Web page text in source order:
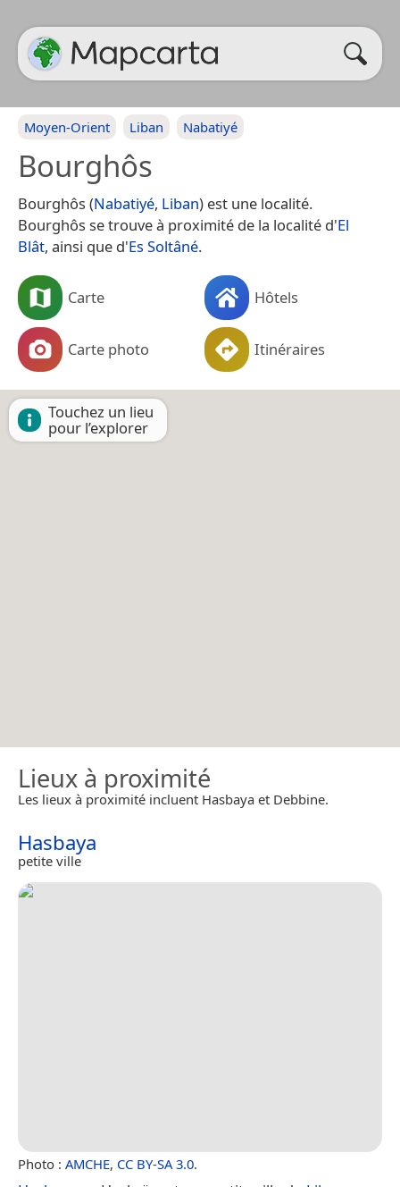
Moyen-Orient Liban Nabatiyé
Bourghôs
Bourghôs (Nabatiyé, Liban) est une localité.
Bourghôs se trouve à proximité de la localité d'El
Blât, ainsi que d'Es Soltâné.
Carte Hôtels
Carte photo Itinéraires
Touchez un lieu
pour l’explorer
Lieux à proximité
Les lieux à proximité incluent Hasbaya et Debbine.
Hasbaya
petite ville
Photo : AMCHE, CC BY-SA 3.0.